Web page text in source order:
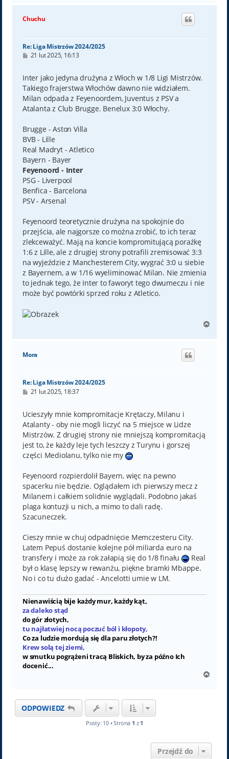
g
Chuchu
Re: Liga Mistrzów 2024/2025
P
t
21 lut 2025, 16:13
Inter jako jedyna drużyna z Włoch w 1/8 Ligi Mistrzów.
Takiego frajerstwa Włochów dawno nie widziałem.
Milan odpada z Feyenoordem, Juventus z PSV a
Atalanta z Club Brugge. Benelux 3:0 Włochy.
Brugge - Aston Villa
BVB - Lille
Real Madryt - Atletico
Bayern - Bayer
Feyenoord - Inter
PSG - Liverpool
Benfica - Barcelona
PSV - Arsenal
Feyenoord teoretycznie drużyna na spokojnie do
przejścia, ale najgorsze co można zrobić, to ich teraz
zlekceważyć. Mają na koncie kompromitującą porażkę
1:6 z Lille, ale z drugiej strony potrafili zremisować 3:3
na wyjeździe z Manchesterem City, wygrać 3:0 u siebie
z Bayernem, a w 1/16 wyeliminować Milan. Nie zmienia
to jednak tego, że Inter to faworyt tego dwumeczu i nie
może być powtórki sprzed roku z Atletico.
g
Mora
Re: Liga Mistrzów 2024/2025
P
t
21 lut 2025, 18:37
Ucieszyły mnie kompromitacje Krętaczy, Milanu i
Atalanty - oby nie mogli liczyć na 5 miejsce w Lidze
Mistrzów. Z drugiej strony nie mniejszą kompromitacją
jest to, że każdy leje tych leszczy z Turynu i gorszej
części Mediolanu, tylko nie my
Feyenoord rozpierdolił Bayern, więc na pewno
spacerku nie będzie. Oglądałem ich pierwszy mecz z
Milanem i całkiem solidnie wyglądali. Podobno jakaś
plaga kontuzji u nich, a mimo to dali radę.
Szacuneczek.
Cieszy mnie w chuj odpadnięcie Memczesteru City.
Latem Pepuś dostanie kolejne pół miliarda euro na
transfery i może za rok załapią się do 1/8 finału
Real
był o klasę lepszy w rewanżu, piękne bramki Mbappe.
No i co tu dużo gadać - Ancelotti umie w LM.
Nienawiścią bije każdy mur, każdy kąt,
za daleko stąd
do gór złotych,
tu najłatwiej nocą poczuć ból i kłopoty,
Co za ludzie mordują się dla paru złotych?!
Krew solą tej ziemi,
w smutku pogrążeni tracą Bliskich, by za późno Ich
docenić...
ODPOWIEDZ
Posty: 10 • Strona 1 z 1
Przejdź do